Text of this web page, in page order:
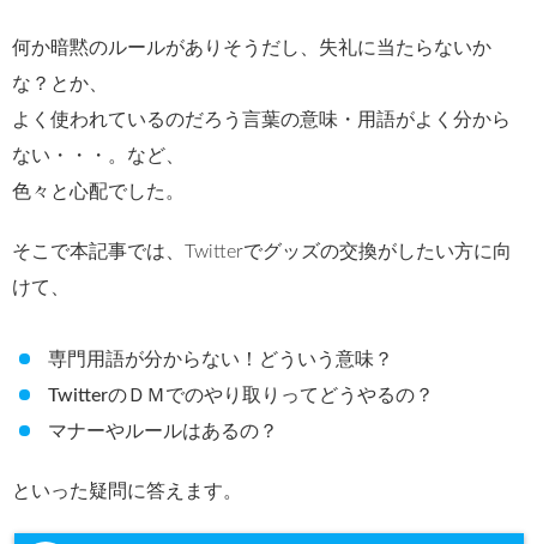
何か暗黙のルールがありそうだし、失礼に当たらないか
な？とか、
よく使われているのだろう言葉の意味・用語がよく分から
ない・・・。など、
色々と心配でした。
そこで本記事では、Twitterでグッズの交換がしたい方に向
けて、
専門用語が分からない！どういう意味？
TwitterのＤＭでのやり取りってどうやるの？
マナーやルールはあるの？
といった疑問に答えます。